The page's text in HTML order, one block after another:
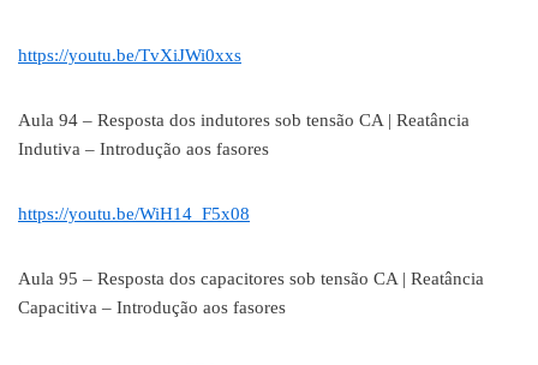
https://youtu.be/TvXiJWi0xxs
Aula 94 – Resposta dos indutores sob tensão CA | Reatância
Indutiva – Introdução aos fasores
https://youtu.be/WiH14_F5x08
Aula 95 – Resposta dos capacitores sob tensão CA | Reatância
Capacitiva – Introdução aos fasores